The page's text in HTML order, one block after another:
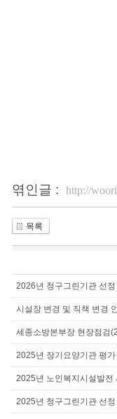
엮인글 : http://
목록
2026년 청구그린기관 선정
시설장 변경 및 직책 변경
세종소방본부장 현장점검
2025년 장기요양기관 평
2025년 노인복지시설발전
2025년 청구그린기관 선정